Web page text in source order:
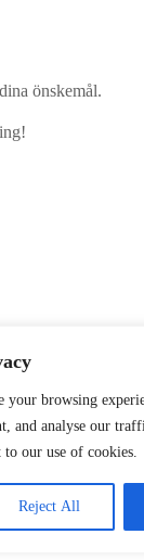
your browsing
and analyse our
our use of cookies.
Reject All
önskemål.